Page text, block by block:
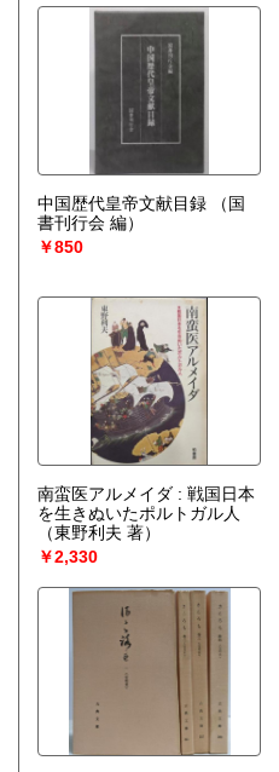
中国歴代皇帝文献目録
（国
書刊行会 編）
￥850
南蛮医アルメイダ : 戦国日本
を生きぬいたポルトガル人
（東野利夫 著）
￥2,330